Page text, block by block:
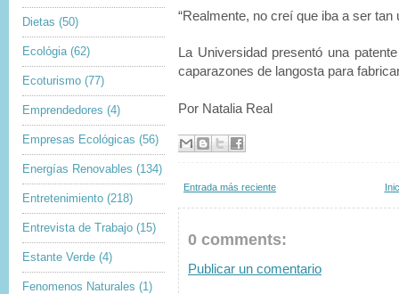
Dietas (50)
Ecológia (62)
Ecoturismo (77)
Emprendedores (4)
Empresas Ecológicas (56)
Energías Renovables (134)
Entretenimiento (218)
Entrevista de Trabajo (15)
Estante Verde (4)
Fenomenos Naturales (1)
“Realmente, no creí que iba a ser tan
La Universidad presentó una
caparazones de langosta para
Por Natalia Real
Entrada más reciente
0 comments:
Publicar un comentario